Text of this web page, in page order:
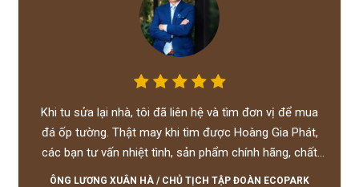
Khi tu sửa lại nhà, tôi đã liên hệ và tìm đơn vị để mua
đá ốp tường. Thật may khi tìm được Hoàng Gia Phát,
các bạn tư vấn nhiệt tình, sản phẩm chính hãng, chất
lượng tốt, giá hợp lý, hỗ trợ tận tình.
ÔNG LƯƠNG XUÂN HÀ / CHỦ TỊCH TẬP ĐOÀN ECOPARK